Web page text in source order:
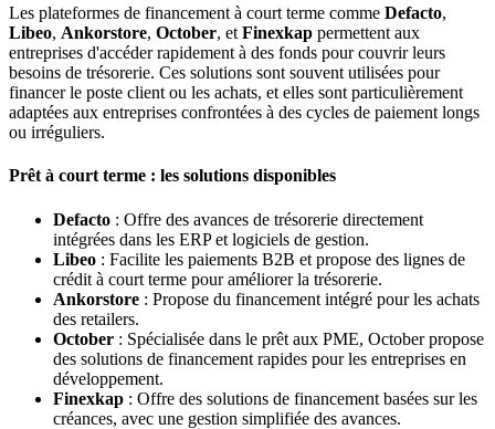
Les plateformes de financement à court terme comme Defacto,
Libeo, Ankorstore, October, et Finexkap permettent aux
entreprises d'accéder rapidement à des fonds pour couvrir leurs
besoins de trésorerie. Ces solutions sont souvent utilisées pour
financer le poste client ou les achats, et elles sont particulièrement
adaptées aux entreprises confrontées à des cycles de paiement longs
ou irréguliers.
Prêt à court terme : les solutions disponibles
Defacto : Offre des avances de trésorerie directement
intégrées dans les ERP et logiciels de gestion.
Libeo : Facilite les paiements B2B et propose des lignes de
crédit à court terme pour améliorer la trésorerie.
Ankorstore : Propose du financement intégré pour les achats
des retailers.
October : Spécialisée dans le prêt aux PME, October propose
des solutions de financement rapides pour les entreprises en
développement.
Finexkap : Offre des solutions de financement basées sur les
créances, avec une gestion simplifiée des avances.